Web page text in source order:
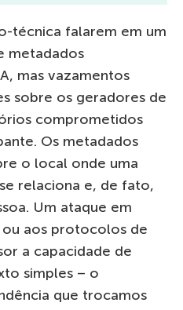
técnica falarem em um
metadados
mas vazamentos
sobre os geradores de
comprometidos
Os metadados
o local onde uma
relaciona e, de fato,
Um ataque em
ou aos protocolos de
a capacidade de
simples – o
que trocamos